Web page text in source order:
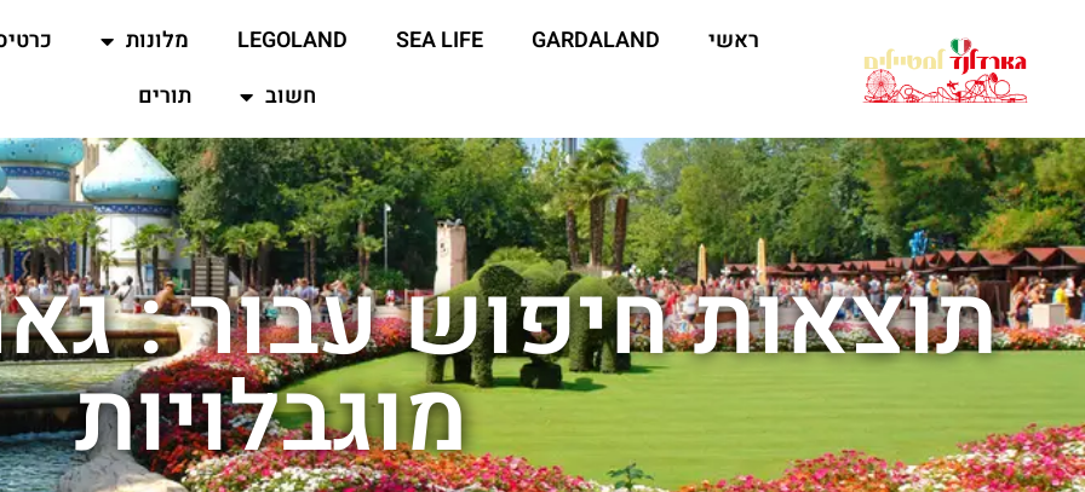
ראשי GARDALAND
SEA LIFE
LEGOLAND מלונות
חשוב
תורים
תוצאות חיפוש עבור :
מוגבלויות